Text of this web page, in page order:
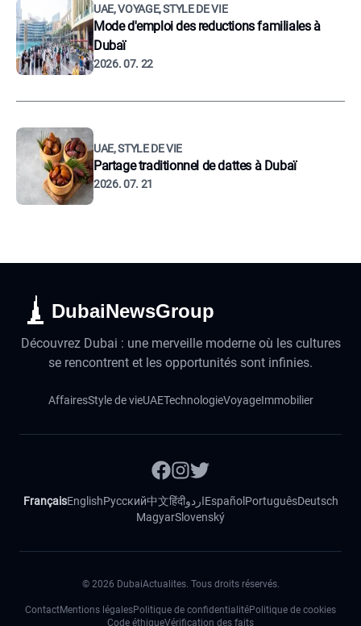
UAE, VOYAGE, STYLE DE VIE
Mode d'emploi des reductions familiales à
Dubaï
2026. 07. 22
UAE, STYLE DE VIE
Partage traditionnel de dattes à Dubaï
2026. 07. 21
DubaiNewsGroup
Découvrez Dubai : une merveille moderne où les cultures
se rencontrent et les opportunités sont infinies.
AffairesStyle de vieUAETechnologieVoyageImmobilier
FrançaisEnglishРусский中文हिंदीاردوEspañol PortuguêsDeutsch
MagyarSlovenský
© 2026 DubaiActualites. Tous droits réservés.
ContactMentions légalesPolitique de confidentialitéPolitique de cookies
Code éthiqueVérification des faits